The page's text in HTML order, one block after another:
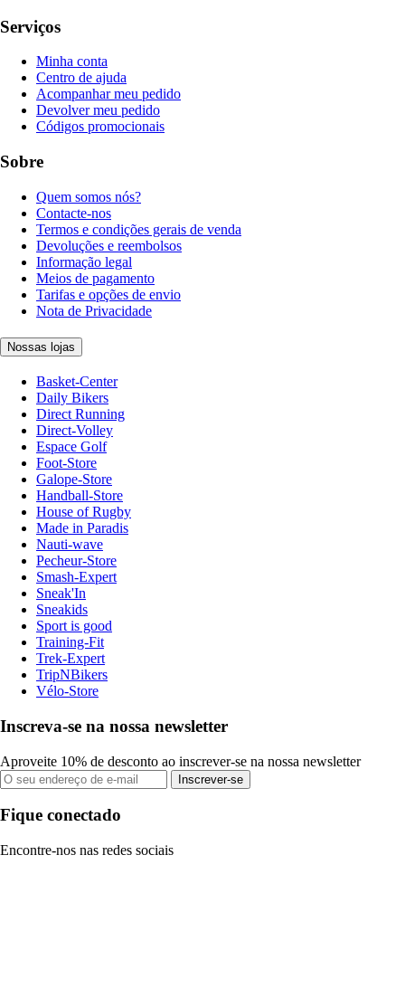
Serviços
Minha conta
Centro de ajuda
Acompanhar meu pedido
Devolver meu pedido
Códigos promocionais
Sobre
Quem somos nós?
Contacte-nos
Termos e condições gerais de venda
Devoluções e reembolsos
Informação legal
Meios de pagamento
Tarifas e opções de envio
Nota de Privacidade
Nossas lojas
Basket-Center
Daily Bikers
Direct Running
Direct-Volley
Espace Golf
Foot-Store
Galope-Store
Handball-Store
House of Rugby
Made in Paradis
Nauti-wave
Pecheur-Store
Smash-Expert
Sneak'In
Sneakids
Sport is good
Training-Fit
Trek-Expert
TripNBikers
Vélo-Store
Inscreva-se na nossa newsletter
Aproveite 10% de desconto ao inscrever-se na nossa newsletter
Inscrever-se
Fique conectado
Encontre-nos nas redes sociais